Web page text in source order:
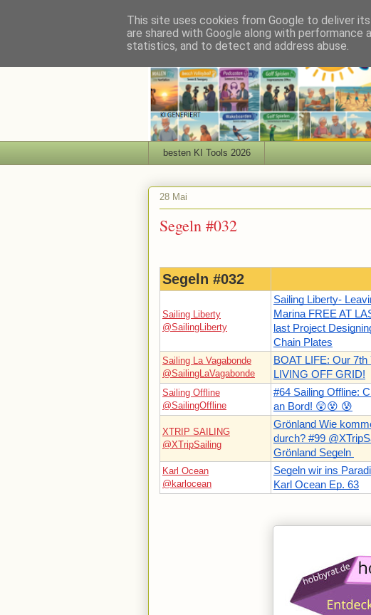
besten KI Tools 2026
28 Mai
Segeln #032
Segeln #032
Sailing Liberty
@SailingLiberty
Sailing Liberty-
Marina FREE AT
last Project
Chain Plates
Sailing La Vagabonde
@SailingLaVagabonde
BOAT LIFE: Our 7th
LIVING OFF GRID!
Sailing Offline
@SailingOffline
#64 Sailing Offline:
an Bord! 😲😵 😰
XTRIP SAILING
@XTripSailing
Grönland Wie
durch? #99
Grönland Segeln
Karl Ocean
@karlocean
Segeln wir ins
Karl Ocean Ep. 63
This site uses cookies from Google to deliver
are shared with Google along with
statistics, and to detect and address abuse.